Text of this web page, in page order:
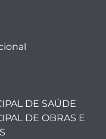
DE SAÚDE
DE OBRAS E